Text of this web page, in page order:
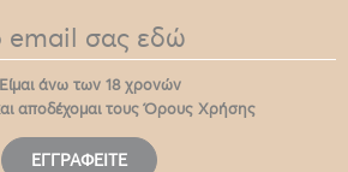
Eίμαι άνω των 18 χρονών
αποδέχομαι τουςΌρους Χρήσης
ΕΓΓΡΑΦΕΊΤΕ